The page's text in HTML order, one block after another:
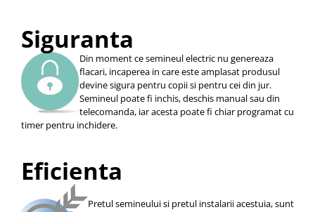
Siguranta
Din moment ce semineul electric nu genereaza
flacari, incaperea in care este amplasat produsul
devine sigura pentru copii si pentru cei din jur.
Semineul poate fi inchis, deschis manual sau din
telecomanda, iar acesta poate fi chiar programat cu
timer pentru inchidere.
Eficienta
Pretul semineului si pretul instalarii acestuia, sunt